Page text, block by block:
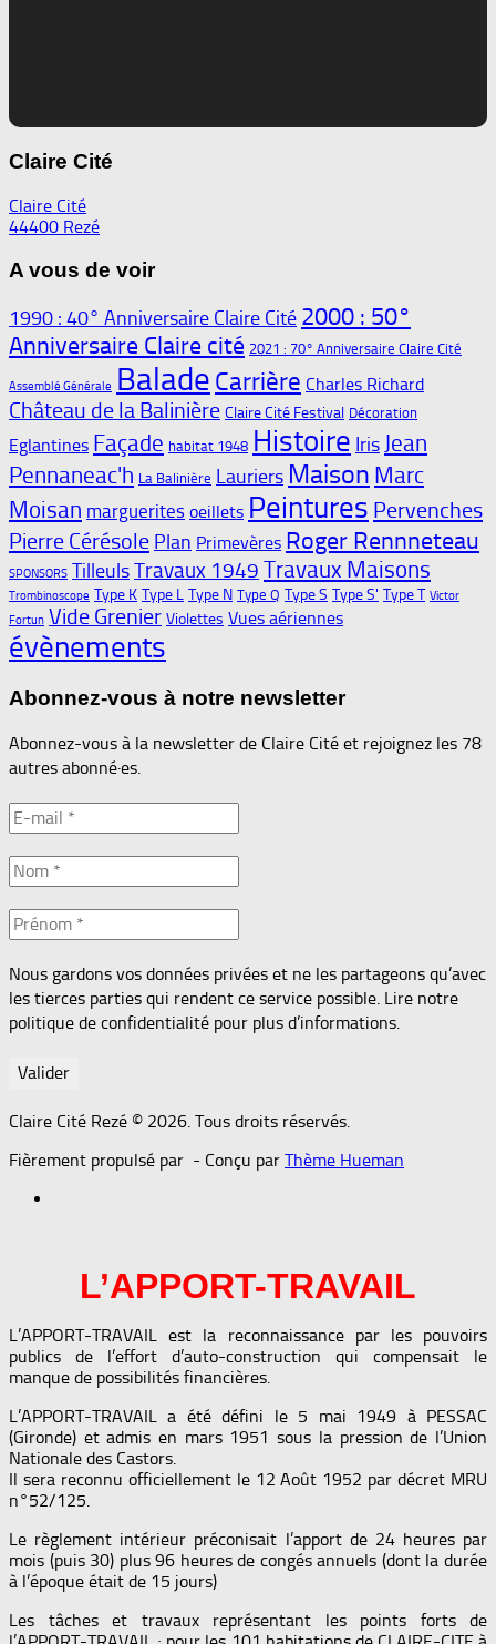
Claire Cité
Claire Cité
44400 Rezé
A vous de voir
1990 : 40° Anniversaire Claire Cité 2000 : 50°
Anniversaire Claire cité 2021 : 70° Anniversaire Claire Cité
Assemblé Générale Balade Carrière Charles Richard
Château de la Balinière Claire Cité Festival Décoration
Eglantines Façade habitat 1948 Histoire Iris Jean
Pennaneac'h La Balinière Lauriers Maison Marc
Moisan marguerites oeillets Peintures Pervenches
Pierre Cérésole Plan Primevères Roger Rennneteau
SPONSORS TilleulsTravaux 1949 Travaux Maisons
Trombinoscope Type K Type L Type N Type Q Type S Type S' Type T Victor
Fortun Vide Grenier Violettes Vues aériennes
évènements
Abonnez-vous à notre newsletter
Abonnez-vous à la newsletter de Claire Cité et rejoignez les 78
autres abonné·es.
Nous gardons vos données privées et ne les partageons qu’avec
les tierces parties qui rendent ce service possible. Lire notre
politique de confidentialité pour plus d’informations.
Claire Cité Rezé © 2026. Tous droits réservés.
Fièrement propulsé par - Conçu par Thème Hueman
L’APPORT-TRAVAIL
L’APPORT-TRAVAIL est la reconnaissance par les pouvoirs
publics de l’effort d’auto-construction qui compensait le
manque de possibilités financières.
L’APPORT-TRAVAIL a été défini le 5 mai 1949 à PESSAC
(Gironde) et admis en mars 1951 sous la pression de l’Union
Nationale des Castors.
Il sera reconnu officiellement le 12 Août 1952 par décret MRU
n°52/125.
Le règlement intérieur préconisait l’apport de 24 heures par
mois (puis 30) plus 96 heures de congés annuels (dont la durée
à l’époque était de 15 jours)
Les tâches et travaux représentant les points forts de